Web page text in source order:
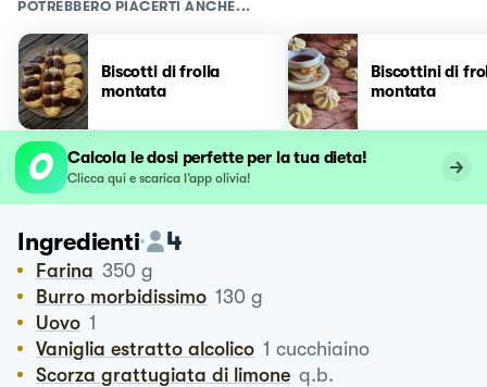
POTREBBERO PIACERTI ANCHE...
Biscotti di frolla
montata
Biscottini di
montata
Calcola le dosi perfette per la tua dieta!
Clicca qui e scarica l’app olivia!
Ingredienti 4
Farina 350 g
Burro morbidissimo 130 g
Uovo 1
Vaniglia estratto alcolico 1 cucchiaino
Scorza grattugiata di limone q.b.